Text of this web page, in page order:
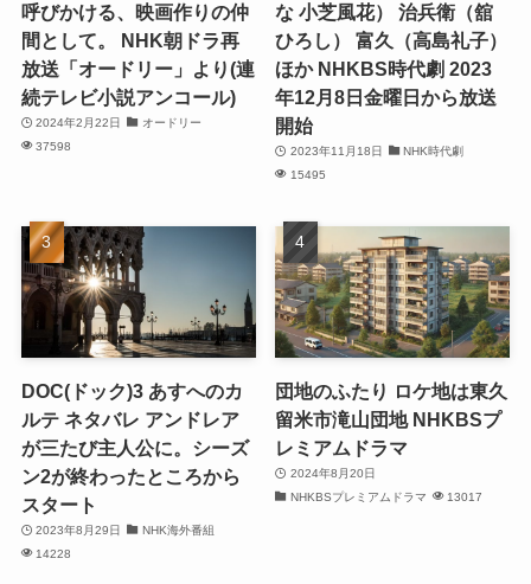
呼びかける、映画作りの仲
間として。 NHK朝ドラ再
放送「オードリー」より(連
続テレビ小説アンコール)
2024年2月22日
オードリー
37598
な 小芝風花） 治兵衛（舘
ひろし） 富久（高島礼子）
ほか NHKBS時代劇 2023
年12月8日金曜日から放送
開始
2023年11月18日
NHK時代劇
15495
DOC(ドック)3 あすへのカ
ルテ ネタバレ アンドレア
が三たび主人公に。シーズ
ン2が終わったところから
スタート
2023年8月29日
NHK海外番組
14228
団地のふたり ロケ地は東久
留米市滝山団地 NHKBSプ
レミアムドラマ
2024年8月20日
NHKBSプレミアムドラマ
13017